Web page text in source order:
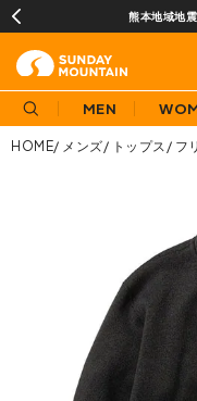
熊本地域地
MEN
HOME メンズ トップス フ